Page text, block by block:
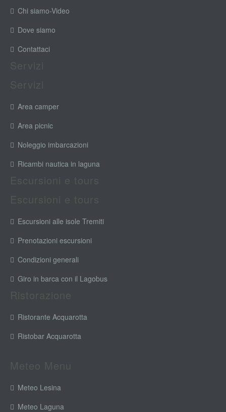
Chi siamo-Video
Dove siamo
Contattaci
Area camper
Area picnic
Noleggio imbarcazioni
Ricambi nautica in laguna
Escursioni alle isole Tremiti
Prenotazioni escursioni
Condizioni generali
Giro in barca con il Lagobus
Ristorante Acquarotta
Ristobar Acquarotta
Meteo Lesina
Meteo Laguna